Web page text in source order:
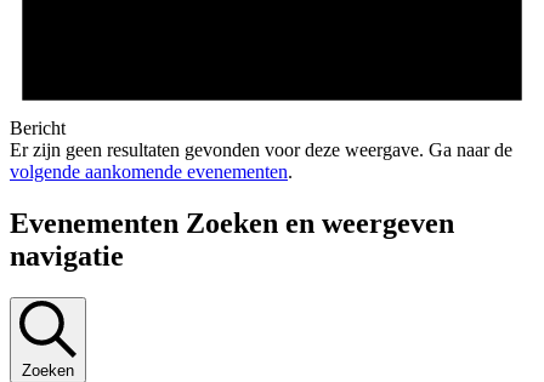
Bericht
Er zijn geen resultaten gevonden voor deze weergave. Ga naar de
volgende aankomende evenementen.
Evenementen Zoeken en weergeven
navigatie
Zoeken